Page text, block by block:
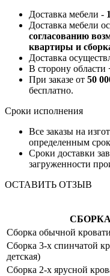
Доставка мебели -
Доставка мебели
согласованию
квартиры и
Доставка
В сторону области
При заказе от 50
бесплатно.
Сроки исполнения
Все заказы на
определенным
Сроки доставки
загруженности
ОСТАВИТЬ ОТЗЫВ
СБОРКА
Сборка обычной кровати
Сборка 3-х спинчатой
детская)
Сборка 2-х ярусной